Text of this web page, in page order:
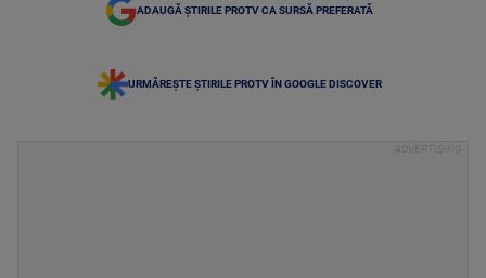
ADAUGĂ ȘTIRILE PROTV CA SURSĂ PREFERATĂ
URMĂREȘTE ȘTIRILE PROTV ÎN GOOGLE DISCOVER